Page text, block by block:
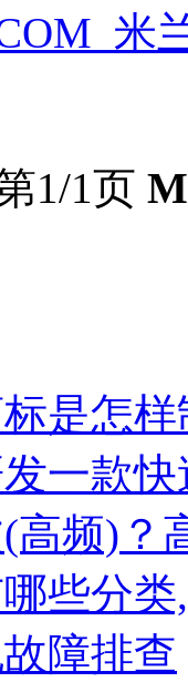
米
1/1页
是怎
一款
高频)？
些分
障排查